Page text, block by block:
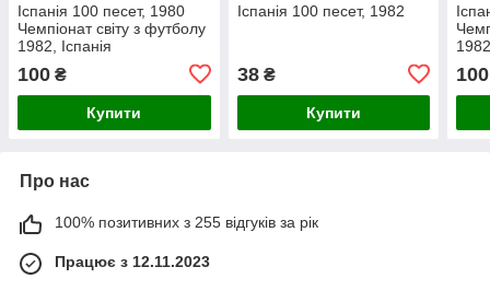
Іспанія 100 песет, 1980
Чемпіонат світу з футболу
1982, Іспанія
100 ₴
Купити
Іспанія 100 песет, 1982
38₴
Купити
100
Про нас
100% позитивних з 255 відгуків за рік
Працює з 12.11.2023